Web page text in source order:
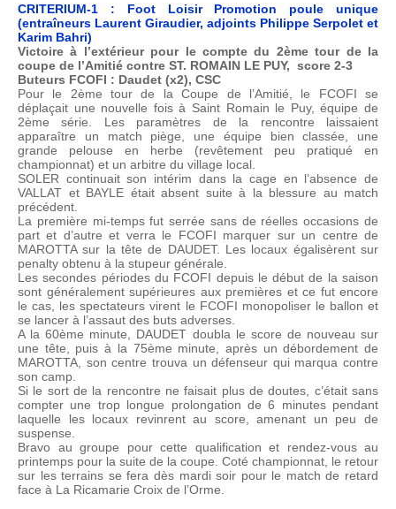
CRITERIUM-1 : Foot Loisir Promotion poule unique
(entraîneurs Laurent Giraudier, adjoints Philippe Serpolet et
Karim Bahri)
Victoire à l’extérieur pour le compte du 2ème tour de la
coupe de l’Amitié contre ST. ROMAIN LE PUY, score 2-3
Buteurs FCOFI : Daudet (x2), CSC
Pour le 2ème tour de la Coupe de l’Amitié, le FCOFI se
déplaçait une nouvelle fois à Saint Romain le Puy, équipe de
2ème série. Les paramètres de la rencontre laissaient
apparaître un match piège, une équipe bien classée, une
grande pelouse en herbe (revêtement peu pratiqué en
championnat) et un arbitre du village local.
SOLER continuait son intérim dans la cage en l’absence de
VALLAT et BAYLE était absent suite à la blessure au match
précédent.
La première mi-temps fut serrée sans de réelles occasions de
part et d’autre et verra le FCOFI marquer sur un centre de
MAROTTA sur la tête de DAUDET. Les locaux égalisèrent sur
penalty obtenu à la stupeur générale.
Les secondes périodes du FCOFI depuis le début de la saison
sont généralement supérieures aux premières et ce fut encore
le cas, les spectateurs virent le FCOFI monopoliser le ballon et
se lancer à l’assaut des buts adverses.
A la 60ème minute, DAUDET doubla le score de nouveau sur
une tête, puis à la 75ème minute, après un débordement de
MAROTTA, son centre trouva un défenseur qui marqua contre
son camp.
Si le sort de la rencontre ne faisait plus de doutes, c’était sans
compter une trop longue prolongation de 6 minutes pendant
laquelle les locaux revinrent au score, amenant un peu de
suspense.
Bravo au groupe pour cette qualification et rendez-vous au
printemps pour la suite de la coupe. Coté championnat, le retour
sur les terrains se fera dès mardi soir pour le match de retard
face à La Ricamarie Croix de l’Orme.